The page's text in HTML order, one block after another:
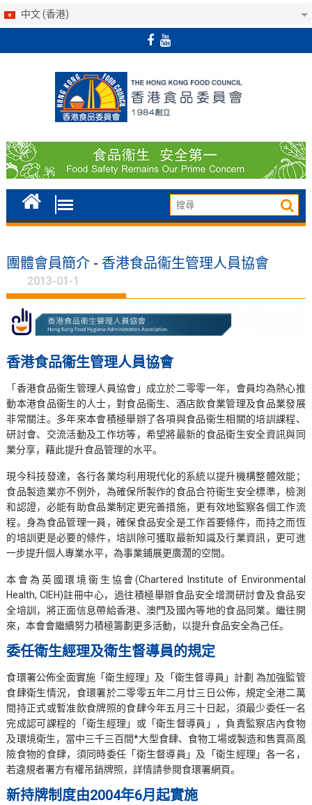
中文 (香港)
團體會員簡介 - 香港食品衞生管理人員協會
2013-01-1
香港食品衞生管理人員協會
「香港食品衞生管理人員協會」成立於二零零一年，會員均為熱心推
動本港食品衞生的人士，對食品衞生、酒店飲食業管理及食品業發展
非常關注。多年來本會積極舉辦了各項與食品衞生相關的培訓課程、
研討會、交流活動及工作坊等，希望將最新的食品衛生安全資訊與同
業分享，藉此提升食品管理的水平。
現今科技發達，各行各業均利用現代化的系統以提升機構整體效能；
食品製造業亦不例外，為確保所製作的食品合符衞生安全標準，檢測
和認證，必能有助食品業制定更完善措施，更有效地監察各個工作流
程。身為食品管理一員，確保食品安全是工作首要條件，而持之而恆
的培訓更是必要的條件，培訓除可獲取最新知識及行業資訊，更可進
一步提升個人專業水平，為事業鋪展更廣濶的空間。
本會為英國環境衞生協會(Chartered Institute of Environmental
Health, CIEH)註冊中心，過往積極舉辦食品安全增潤研討會及食品安
全培訓，將正面信息帶給香港、澳門及國內等地的食品同業。繼往開
來，本會會繼續努力積極籌劃更多活動，以提升食品安全為己任。
委任衛生經理及衛生督導員的規定
食環署公佈全面實施「衛生經理」及「衛生督導員」計劃 為加強監管
食肆衛生情況，食環署於二零零五年二月廿三日公佈，規定全港二萬
間持正式或暫准飲食牌照的食肆今年五月三十日起，須最少委任一名
完成認可課程的「衛生經理」或「衛生督導員」，負責監察店內食物
及環境衛生，當中三千三百間*大型食肆、食物工場或製造和售賣高風
險食物的食肆，須同時委任「衛生督導員」及「衛生經理」各一名，
若違規者署方有權吊銷牌照，詳情請參閱食環署網頁。
新持牌制度由2004年6月起實施